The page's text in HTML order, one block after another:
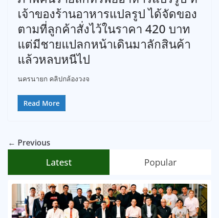
เจ้าของร้านอาหารแปลรูป ได้จัดของ
ตามที่ลูกค้าสั่งไว้ในราคา 420 บาท
แต่มีชายแปลกหน้าเดินมาลักสินค้า
แล้วหลบหนีไป
นครนายก คลิปกล้องวงจ
Read More
← Previous
Latest Popular